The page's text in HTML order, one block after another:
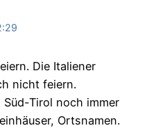
Die Italiener
nicht feiern.
Tirol noch immer
Ortsnamen.